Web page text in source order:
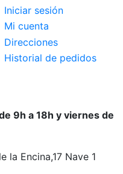
Iniciar sesión
Mi cuenta
Direcciones
Historial de pedidos
9h a 18h y viernes de
la Encina,17 Nave 1